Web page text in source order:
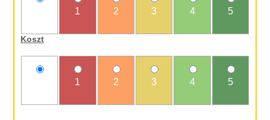
1 2 3 4 5
Koszt
1 2 3 4 5